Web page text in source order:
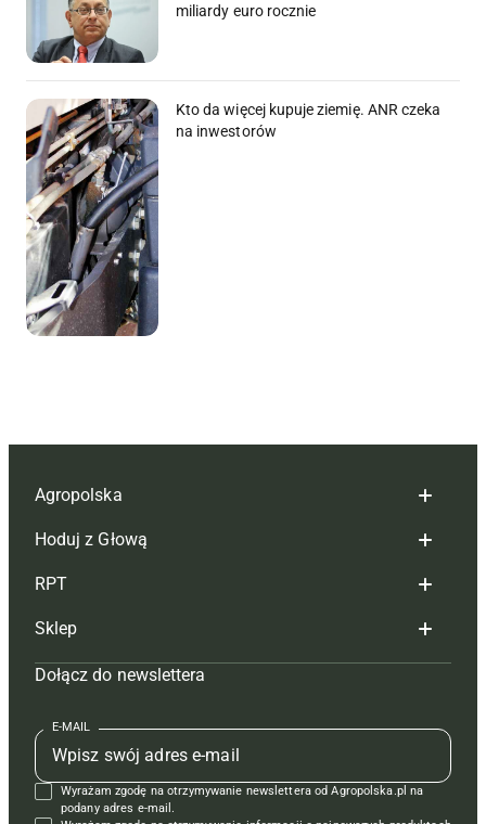
miliardy euro rocznie
Kto da więcej kupuje ziemię. ANR czeka
na inwestorów
Agropolska
Redakcja
Reklama
Tagi
Mapa serwisu
Kontakt
Regulamin
Polityka prywatności
Hoduj z Głową
Hoduj z głową bydło
Hoduj z głową świnie
Prenumerata
Redakcja
Kontakt
Reklama
RPT
Redakcja
Prenumerata
Reklama
Kontakt
Krzyżówki
Sklep
Czasopisma i prenumerata
Książki
Regulamin
Dołącz do newslettera
E-MAIL
Wyrażam zgodę na otrzymywanie newslettera od Agropolska.pl na
podany adres e-mail.